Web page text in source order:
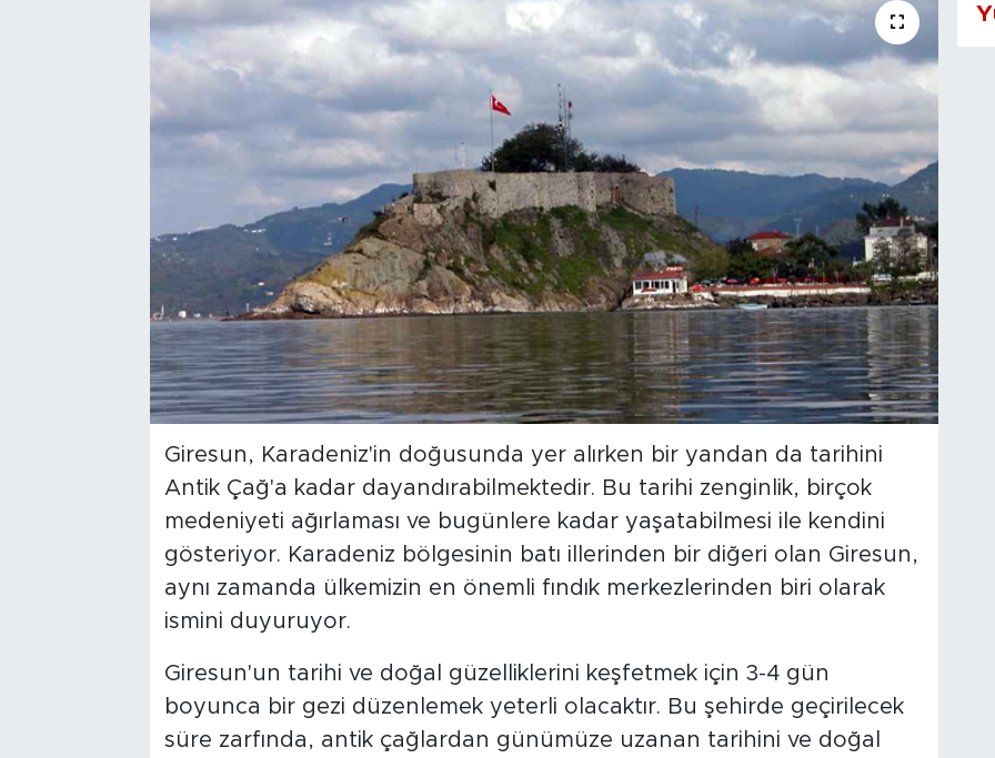
Giresun, Karadeniz'in doğusunda yer alırken bir yandan da tarihini
Antik Çağ'a kadar dayandırabilmektedir. Bu tarihi zenginlik, birçok
medeniyeti ağırlaması ve bugünlere kadar yaşatabilmesi ile kendini
gösteriyor. Karadeniz bölgesinin batı illerinden bir diğeri olan Giresun,
aynı zamanda ülkemizin en önemli fındık merkezlerinden biri olarak
ismini duyuruyor.
Giresun'un tarihi ve doğal güzelliklerini keşfetmek için 3-4 gün
boyunca bir gezi düzenlemek yeterli olacaktır. Bu şehirde geçirilecek
süre zarfında, antik çağlardan günümüze uzanan tarihini ve doğal